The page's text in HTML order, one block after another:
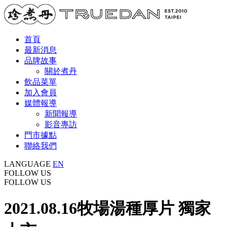
首頁
最新消息
品牌故事
關於煮丹
飲品菜單
加入會員
媒體報導
新聞報導
影音專訪
門市據點
聯絡我們
LANGUAGE EN
FOLLOW US
FOLLOW US
2021.08.16牧場湯種厚片 獨家